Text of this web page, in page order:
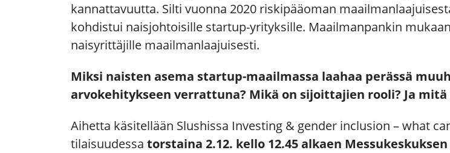
kannattavuutta. Silti vuonna 2020 riskipääoman
kohdistui naisjohtoisille startup-yrityksille. Maailmanpankin
naisyrittäjille maailmanlaajuisesti.
Miksi naisten asema startup-maailmassa laahaa perässä
arvokehitykseen verrattuna? Mikä on sijoittajien rooli? Ja mitä
Aihetta käsitellään Slushissa Investing & gender inclusion – what
tilaisuudessa torstaina 2.12. kello 12.45 alkaen